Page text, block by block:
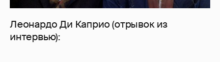
Леонардо Ди Каприо (отрывок из
интервью):